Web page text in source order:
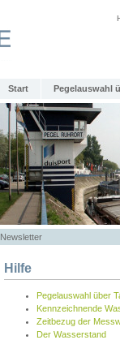
Start Pegelauswahl
Newsletter
Hilfe
Pegelauswahl über
Kennzeichnende
Zeitbezug der
Der Wasserstand